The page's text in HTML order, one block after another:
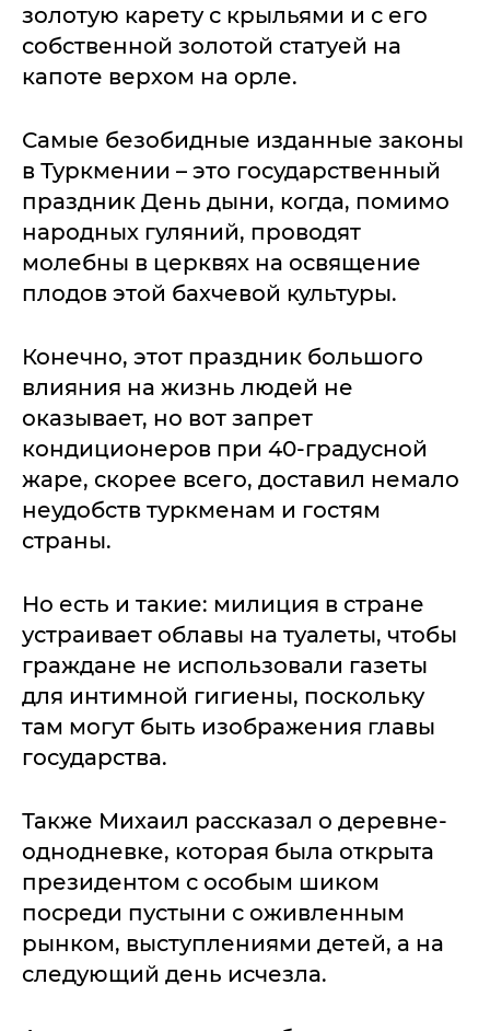
золотую карету с крыльями и с его
собственной золотой статуей на
капоте верхом на орле.
Самые безобидные изданные законы
в Туркмении – это государственный
праздник День дыни, когда, помимо
народных гуляний, проводят
молебны в церквях на освящение
плодов этой бахчевой культуры.
Конечно, этот праздник большого
влияния на жизнь людей не
оказывает, но вот запрет
кондиционеров при 40-градусной
жаре, скорее всего, доставил немало
неудобств туркменам и гостям
страны.
Но есть и такие: милиция в стране
устраивает облавы на туалеты, чтобы
граждане не использовали газеты
для интимной гигиены, поскольку
там могут быть изображения главы
государства.
Также Михаил рассказал о деревне-
однодневке, которая была открыта
президентом с особым шиком
посреди пустыни с оживленным
рынком, выступлениями детей, а на
следующий день исчезла.